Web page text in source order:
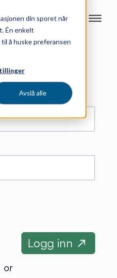
din sporet når
Én enkelt
å huske preferansen
Avslå alle
or